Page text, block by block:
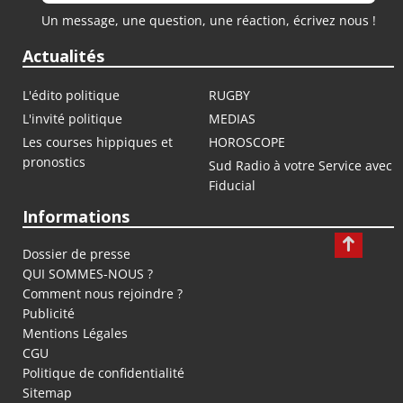
Un message, une question, une réaction, écrivez nous !
Actualités
L'édito politique
RUGBY
L'invité politique
MEDIAS
Les courses hippiques et
pronostics
HOROSCOPE
Sud Radio à votre Service avec
Fiducial
Informations
Dossier de presse
QUI SOMMES-NOUS ?
Comment nous rejoindre ?
Publicité
Mentions Légales
CGU
Politique de confidentialité
Sitemap